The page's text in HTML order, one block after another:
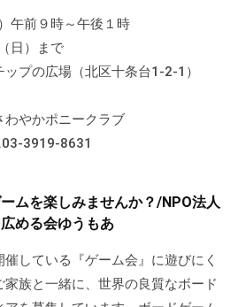
午前９時～午後１時
日）まで
プの広場（北区十条台1-2-1）
わやかポニークラブ
3919-8631
ームを楽しみませんか？/NPO法人
める会ゆうもあ
している『ゲーム会』に遊びにく
族と一緒に、世界の良質なボード